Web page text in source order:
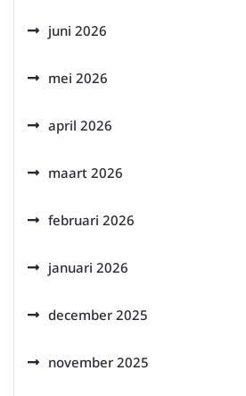
juni 2026
mei 2026
april 2026
maart 2026
februari 2026
januari 2026
december 2025
november 2025